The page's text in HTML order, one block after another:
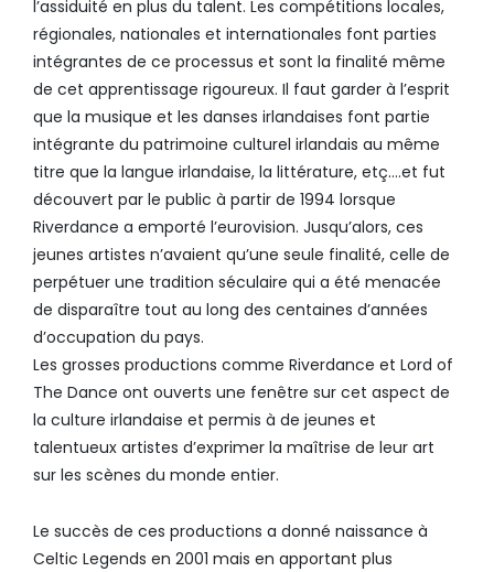
l’assiduité en plus du talent. Les compétitions locales,
régionales, nationales et internationales font parties
intégrantes de ce processus et sont la finalité même
de cet apprentissage rigoureux. Il faut garder à l’esprit
que la musique et les danses irlandaises font partie
intégrante du patrimoine culturel irlandais au même
titre que la langue irlandaise, la littérature, etç….et fut
découvert par le public à partir de 1994 lorsque
Riverdance a emporté l’eurovision. Jusqu’alors, ces
jeunes artistes n’avaient qu’une seule finalité, celle de
perpétuer une tradition séculaire qui a été menacée
de disparaître tout au long des centaines d’années
d’occupation du pays.
Les grosses productions comme Riverdance et Lord of
The Dance ont ouverts une fenêtre sur cet aspect de
la culture irlandaise et permis à de jeunes et
talentueux artistes d’exprimer la maîtrise de leur art
sur les scènes du monde entier.
Le succès de ces productions a donné naissance à
Celtic Legends en 2001 mais en apportant plus